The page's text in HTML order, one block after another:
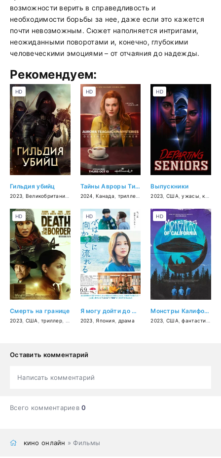
возможности верить в справедливость и
необходимости борьбы за нее, даже если это кажется
почти невозможным. Сюжет наполняется интригами,
неожиданными поворотами и, конечно, глубокими
человеческими эмоциями – от отчаяния до надежды.
Рекомендуем:
Гильдия убийц
2023 Великобритания фэнтези
HD
Тайны Авроры Тигарден: Смерть в закусочной
2024 ,Канада триллер криминал,детектив
HD
Выпускники
2023 США ,ужасы ,комедия
HD
Смерть на границе
2023 США ,триллер драма,криминал,детектив
HD
Я могу дойти до моря
2023 Япония драма
HD
Монстры Калифорнии
2023 США ,фантастика
HD
Оставить комментарий
Написать комментарий
Всего комментариев0
кино онлайн » Фильмы